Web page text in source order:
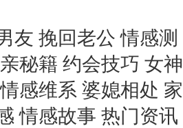
130****6678
52分钟前
一马当先 通过此页面咨询，已获得专属情感方
尔滨 131****7789
8分钟前
xxzcc 通过此页面咨询，已获得专属情感方案
友 挽回老公 情感测
秘籍 约会技巧 女神
情感维系 婆媳相处 家
情感故事 热门资讯